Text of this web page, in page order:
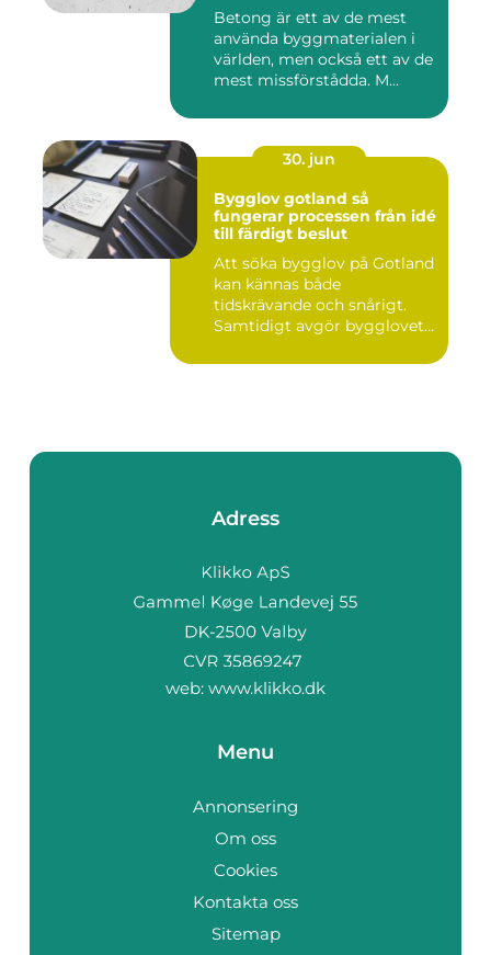
Betong är ett av de mest
använda byggmaterialen i
världen, men också ett av de
mest missförstådda. M...
30. jun
Bygglov gotland så
fungerar processen från idé
till färdigt beslut
Att söka bygglov på Gotland
kan kännas både
tidskrävande och snårigt.
Samtidigt avgör bygglovet
Adress
web: www.klikko.dk
Menu
Annonsering
Om oss
Cookies
Kontakta oss
Sitemap